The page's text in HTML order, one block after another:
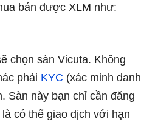
bán được XLM như:
chọn sàn Vicuta. Không
phải KYC (xác minh danh
Sàn này bạn chỉ cần đăng
có thể giao dịch với hạn